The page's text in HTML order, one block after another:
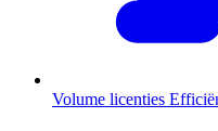
Volume licenties